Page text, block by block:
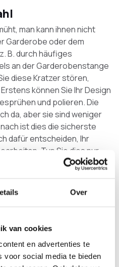
Over
van cookies
en advertenties te
voor social media te bieden
man kann ihnen nicht
Garderobe oder dem
B. durch häufiges
an der Garderobenstange
diese Kratzer stören,
können Sie Ihr Design
und polieren. Die
da, aber sie sind weniger
ist dies die sicherste
dafür entscheiden, Ihr
Tun Sie dies nur,
Kratzern stören.
Sie zur Reinigung und
ist es auch wichtig zu
Mittel wie Chlor und
von Edelstahl zu
die Schutzschicht,